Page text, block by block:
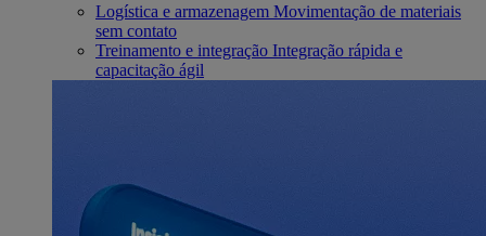
Logística e armazenagem Movimentação de materiais
sem contato
Treinamento e integração Integração rápida e
capacitação ágil